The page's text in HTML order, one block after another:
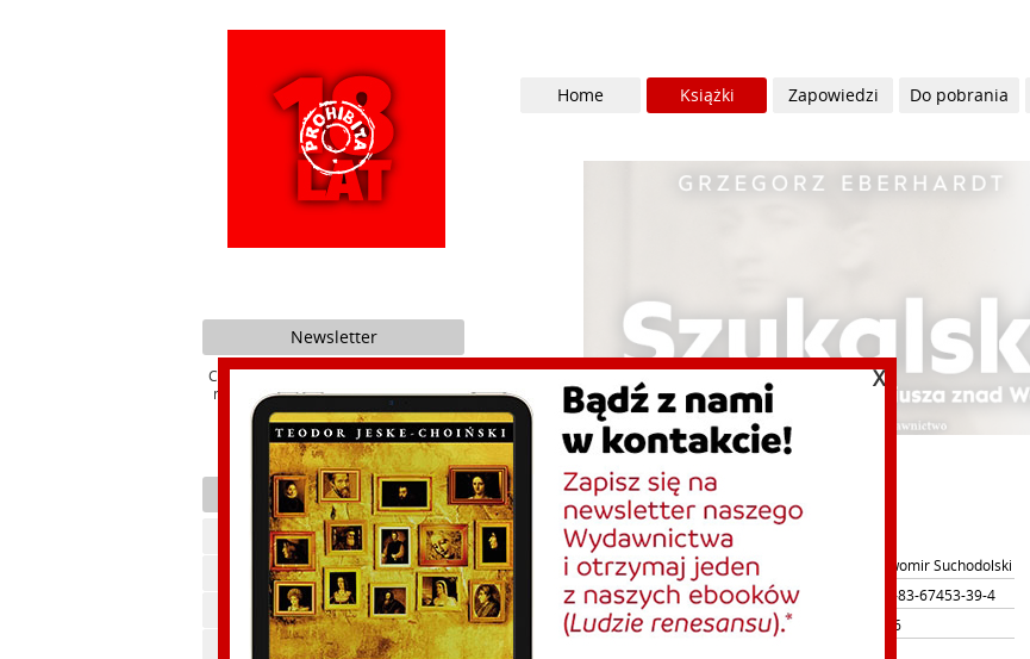
Newsletter
Chcesz być na bieżąco z promocjami i
nowościami naszego Wydawnictwa ?
Kategorie
Polityka, publicystyka
Historia
Ekonomia
Beletrystyka
Do pobrania
Zapowiedzi
Książki
Home
Czarna księga sanacji 2 - Sławomir Suchodolski
Autor:
Sławomir Suchodolski
ISBN:
978-83-67453-39-4
Rok wydania
2026
X